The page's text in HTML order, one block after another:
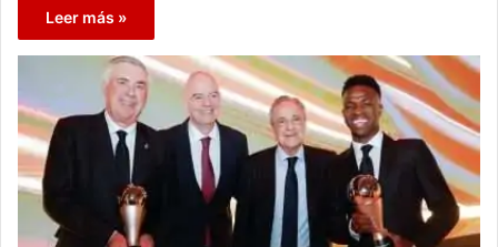
Leer más »